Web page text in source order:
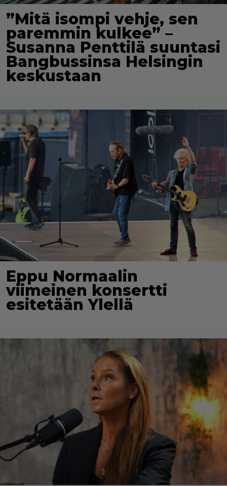
”Mitä isompi vehje, sen
paremmin kulkee” –
Susanna Penttilä suuntasi
Bangbussinsa Helsingin
keskustaan
Eppu Normaalin
viimeinen konsertti
esitetään Ylellä